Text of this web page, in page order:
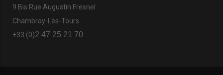
9 Bis Rue Augustin Fresnel
Chambray-Lès-Tours
+33 (0)2 47 25 21 70